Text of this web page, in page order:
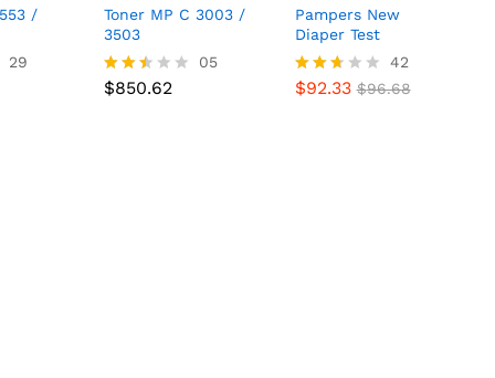
/
29
Toner MP C 3003 /
3503
Valor
05
$850.62
$850.62
Pampers New
Diaper Test
Valora
42
$92.33 $96.68
$92.33 $ 96.68